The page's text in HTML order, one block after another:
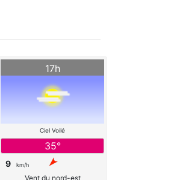
17h
Ciel Voilé
35°
9 km/h
Vent du nord-est